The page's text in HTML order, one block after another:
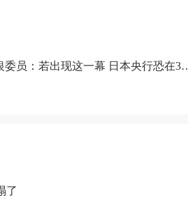
委员：若出现这一幕 日本央行恐在3
了